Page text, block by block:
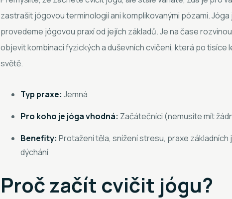
zastrašit jógovou terminologií ani komplikovanými pózami. Jóga
provedeme jógovou praxí od jejích základů. Je na čase
objevit kombinaci fyzických a duševních cvičení, která po tisíce
světě.
Typ praxe: Jemná
Pro koho je jóga vhodná: Začátečníci (nemusíte mít
Benefity: Protažení těla, snížení stresu, praxe
dýchání
Proč začít cvičit jógu?